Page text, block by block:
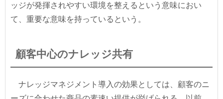
ッジが発揮されやすい環境を整えるという意味におい
て、重要な意味を持っているという。
顧客中心のナレッジ共有
ナレッジマネジメント導入の効果としては、顧客のニ